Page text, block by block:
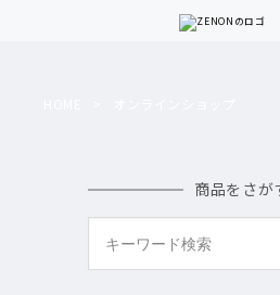
商品をさが